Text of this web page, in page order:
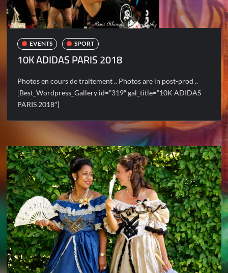
EVENTS SPORT
10K ADIDAS PARIS 2018
Photos en cours de traitement .. Photos are in post-prod ..
[Best_Wordpress_Gallery id=”319″ gal_title=”10K ADIDAS
PARIS 2018″]